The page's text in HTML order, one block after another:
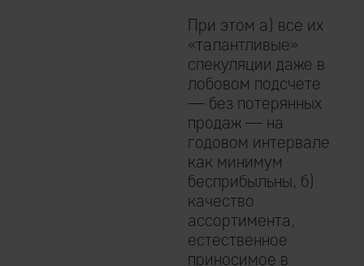
При этом а) все их
«талантливые»
спекуляции даже в
лобовом подсчете
— без потерянных
продаж — на
годовом интервале
как минимум
бесприбыльны, б)
качество
ассортимента,
естественное
приносимое в